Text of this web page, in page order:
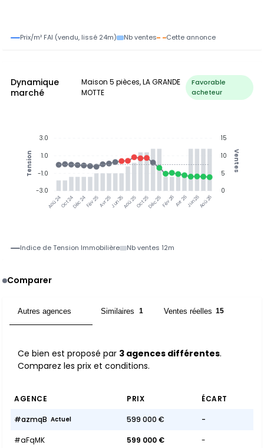
Prix/m² FAI (vendu, lissé 24m) Nb ventes Cette annonce
Dynamique
marché
Maison 5 pièces, LA GRANDE
MOTTE
Favorable
acheteur
Aoû 24Oct 24Déc 24Fév 25Avr 25Jun 25Aoû 25Oct 25Déc 25Fév 26Avr 26Jun 26Aoû 26
15
10
5
0
Ventes
3.0
1.0
-1.0
-3.0
Tension
Indice de Tension Immobilière Nb ventes 12m
Comparer
Autres agences Similaires 1 Ventes réelles 15
Ce bien est proposé par 3 agences différentes.
Comparez les prix et conditions.
AGENCE PRIX ÉCART
#azmqB Actuel 599 000 € -
#aFqMK 599 000 €
-